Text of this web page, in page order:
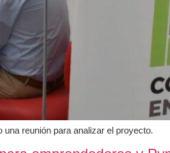
reunión para analizar el proyecto.